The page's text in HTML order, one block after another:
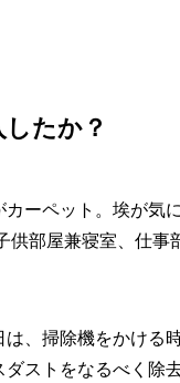
たか？
ーペット。埃が気
供部屋兼寝室、仕
、掃除機をかける
ストをなるべく除